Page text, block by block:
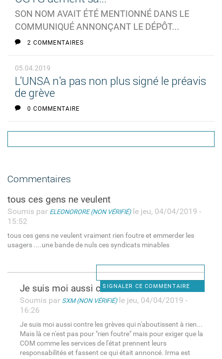
SON NOM AVAIT ÉTÉ MENTIONNÉ DANS LE
COMMUNIQUÉ ANNONÇANT LE DÉPÔT...
2 COMMENTAIRES
05.04.2019
L'UNSA n'a pas non plus signé le préavis
de grève
0 COMMENTAIRE
Commentaires
tous ces gens ne veulent
Soumis par ELEONORORE (NON VÉRIFIÉ)le jeu, 04/04/2019 -
15:52
tous ces gens ne veulent vraiment rien foutre et emmerder les
usagers ....une bande de nuls ces syndicats minables
SIGNALER CE COMMENTAIRE
Je suis moi aussi contre les
Soumis par SXM (NON VÉRIFIÉ)le jeu, 04/04/2019 -
16:26
Je suis moi aussi contre les grèves qui n'aboutissent à rien...
Mais là ce n'est pas pour "rien foutre" mais pour exiger que la
COM comme les services de l'état prennent leurs
responsabilités et fassent ce qui était annoncé. Irma est